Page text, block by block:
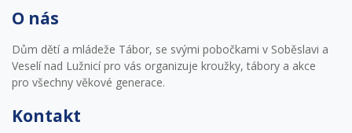
O nás
Dům dětí a mládeže Tábor, se svými pobočkami v Soběslavi a
Veselí nad Lužnicí pro vás organizuje kroužky, tábory a akce
pro všechny věkové generace.
Kontakt